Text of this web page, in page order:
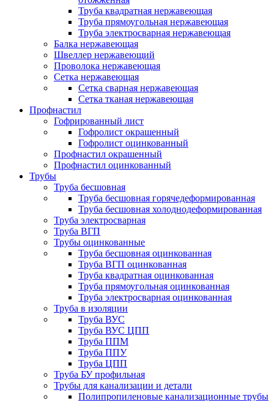
Труба квадратная нержавеющая
Труба прямоугольная нержавеющая
Труба электросварная нержавеющая
Балка нержавеющая
Швеллер нержавеющий
Проволока нержавеющая
Сетка нержавеющая
Сетка сварная нержавеющая
Сетка тканая нержавеющая
Профнастил
Гофрированный лист
Гофролист окрашенный
Гофролист оцинкованный
Профнастил окрашенный
Профнастил оцинкованный
Трубы
Труба бесшовная
Труба бесшовная горячедеформированная
Труба бесшовная холоднодеформированная
Труба электросварная
Труба ВГП
Трубы оцинкованные
Труба бесшовная оцинкованная
Труба ВГП оцинкованная
Труба квадратная оцинкованная
Труба прямоугольная оцинкованная
Труба электросварная оцинкованная
Труба в изоляции
Труба ВУС
Труба ВУС ЦПП
Труба ППМ
Труба ППУ
Труба ЦПП
Труба БУ профильная
Трубы для канализации и детали
Полипропиленовые канализационные трубы